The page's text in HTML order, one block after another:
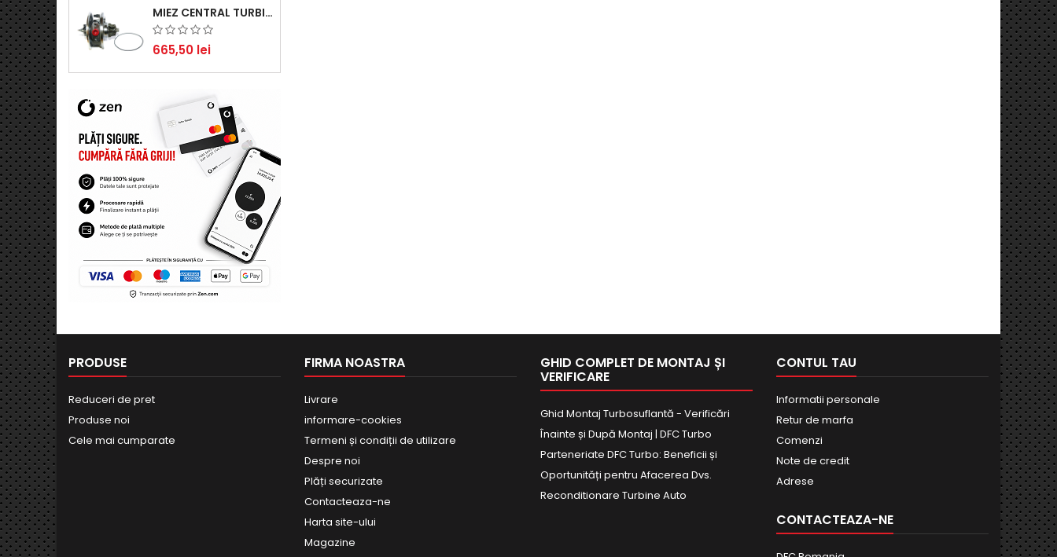
MIEZ CENTRAL TURBINĂ SUZUKI GRAND ESCUDO II 1.9 DDIS TRACȚIUNE INTEGRALĂ - MOTORIZARE 1.9L, 95 KW (129 CP)
665,50 lei
PRODUSE
Reduceri de pret
Produse noi
Cele mai cumparate
FIRMA NOASTRA
Livrare
informare-cookies
Termeni și condiții de utilizare
Despre noi
Plăți securizate
Contacteaza-ne
Harta site-ului
Magazine
GHID COMPLET DE MONTAJ ȘI
VERIFICARE
Ghid Montaj Turbosuflantă - Verificări
Înainte și După Montaj | DFC Turbo
Parteneriate DFC Turbo: Beneficii și
Oportunități pentru Afacerea Dvs.
Reconditionare Turbine Auto
CONTUL TAU
Informatii personale
Retur de marfa
Comenzi
Note de credit
Adrese
CONTACTEAZA-NE